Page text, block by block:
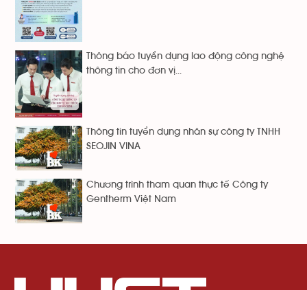
Thông báo tuyển dụng lao động công nghệ
thông tin cho đơn vị...
Thông tin tuyển dụng nhân sự công ty TNHH
SEOJIN VINA
Chương trình tham quan thực tế Công ty
Gentherm Việt Nam